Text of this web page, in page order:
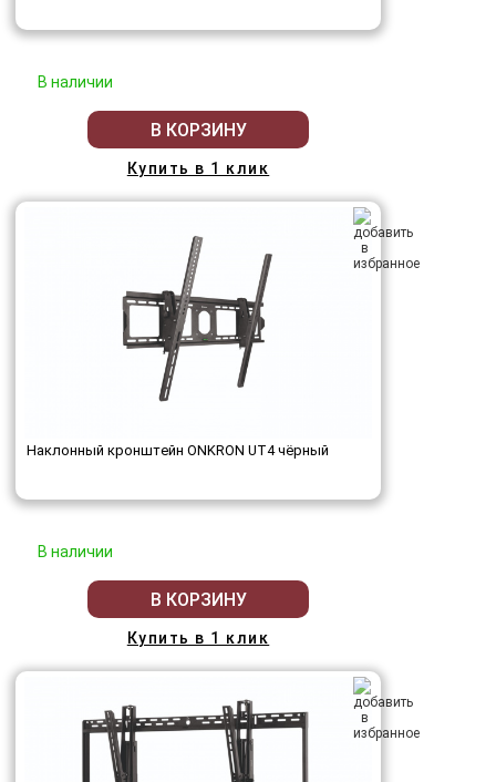
В наличии
В КОРЗИНУ
Купить в 1 клик
Наклонный кронштейн ONKRON UT4 чёрный
В наличии
В КОРЗИНУ
Купить в 1 клик